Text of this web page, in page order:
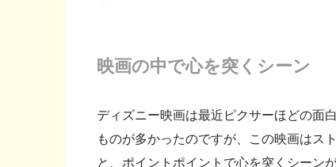
映画の中で心を突くシーン
ディズニー映画は最近ピクサーほどの面
ものが多かったのですが、この映画はス
と、ポイントポイントで心を突くシーン